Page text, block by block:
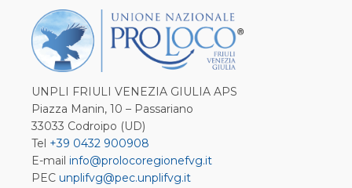
UNPLI FRIULI VENEZIA GIULIA APS
Piazza Manin, 10 – Passariano
33033 Codroipo (UD)
Tel +39 0432 900908
E-mail info@prolocoregionefvg.it
PEC unplifvg@pec.unplifvg.it